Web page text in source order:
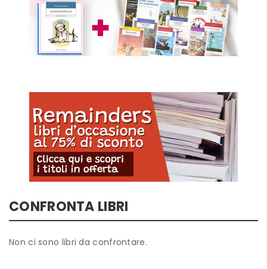
CONFRONTA LIBRI
Non ci sono libri da confrontare.